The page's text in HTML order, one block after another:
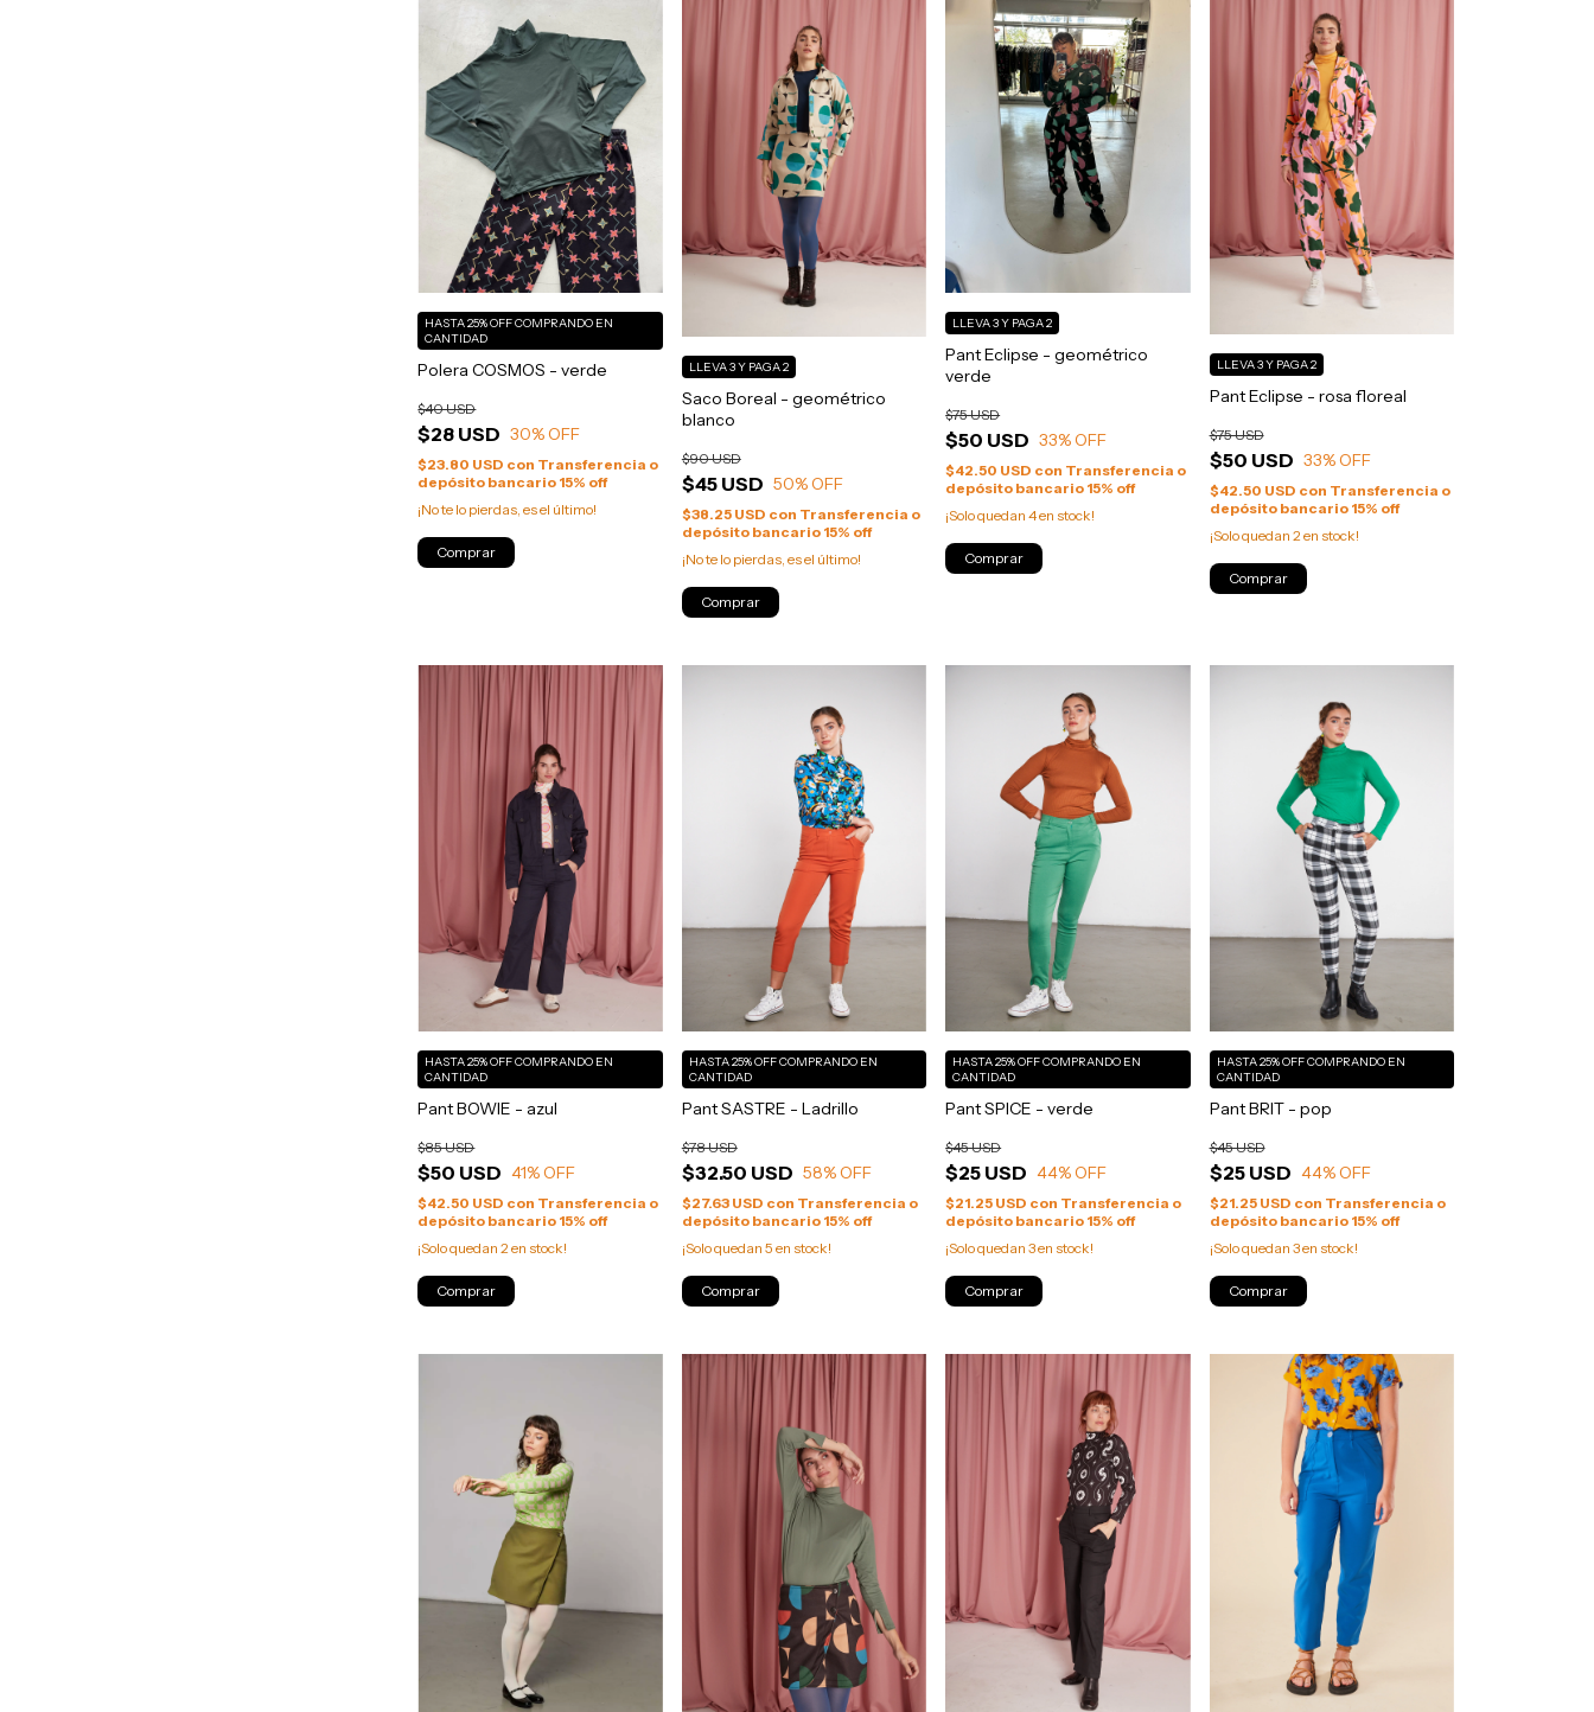
Polera COSMOS - verde
$28 USD
$40 USD
30% OFF
HASTA 25% OFFCOMPRANDO EN
CANTIDAD
$23.80 USD con Transferencia o
depósito bancario 15% off
¡No te lo pierdas, es el último!
Comprar
Saco Boreal - geométrico
blanco
$45 USD
$90 USD
50% OFF
LLEVA 3 Y PAGA 2
$38.25 USD con Transferencia o
depósito bancario 15% off
¡No te lo pierdas, es el último!
Comprar
Pant Eclipse - geométrico
verde
$50 USD
$75 USD
33% OFF
LLEVA 3 Y PAGA 2
$42.50 USD con Transferencia o
depósito bancario 15% off
¡Solo quedan4en stock!
Comprar
Pant Eclipse - rosa floreal
$50 USD
$75 USD
33% OFF
LLEVA 3 Y PAGA 2
$42.50 USD con Transferencia o
depósito bancario 15% off
¡Solo quedan 2 en stock!
Comprar
Pant BOWIE - azul
$50 USD
$85 USD
41% OFF
HASTA 25% OFFCOMPRANDO EN
CANTIDAD
$42.50 USD con Transferencia o
depósito bancario 15% off
¡Solo quedan2en stock!
Comprar
Pant SASTRE - Ladrillo
$32.50 USD
$78 USD
58% OFF
HASTA 25% OFFCOMPRANDO EN
CANTIDAD
$27.63 USD con Transferencia o
depósito bancario 15% off
¡Solo quedan 5 en stock!
Comprar
Pant SPICE - verde
$25 USD
$45 USD
44% OFF
HASTA 25% OFFCOMPRANDO EN
CANTIDAD
$21.25 USD con Transferencia o
depósito bancario 15% off
¡Solo quedan3en stock!
Comprar
Pant BRIT - pop
$25 USD
$45 USD
44% OFF
HASTA 25% OFFCOMPRANDO EN
CANTIDAD
$21.25 USD con Transferencia o
depósito bancario 15% off
¡Solo quedan 3en stock!
Comprar